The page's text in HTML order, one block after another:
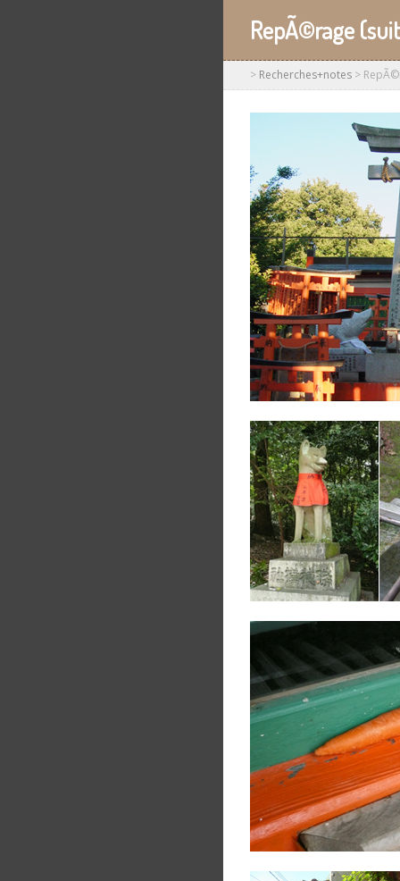
RepÃ©rage
> Recherches+notes >